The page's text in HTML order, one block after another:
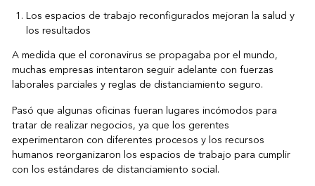
Los espacios de trabajo reconfigurados mejoran la salud y
los resultados
A medida que el coronavirus se propagaba por el mundo,
muchas empresas intentaron seguir adelante con fuerzas
laborales parciales y reglas de distanciamiento seguro.
Pasó que algunas oficinas fueran lugares incómodos para
tratar de realizar negocios, ya que los gerentes
experimentaron con diferentes procesos y los recursos
humanos reorganizaron los espacios de trabajo para cumplir
con los estándares de distanciamiento social.